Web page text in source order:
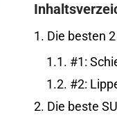
1. Die besten
1.1. #1:
1.2. #2:
2. Die beste